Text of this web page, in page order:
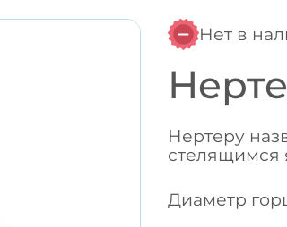
Нет в
Нертеру
стелящимся
Диаметр